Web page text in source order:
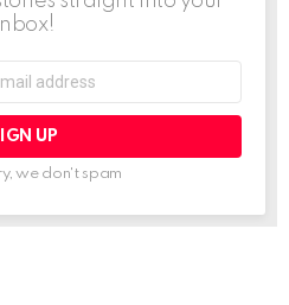
we don't spam